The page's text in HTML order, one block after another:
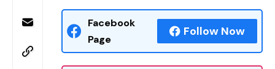
Facebook
Page
Follow Now